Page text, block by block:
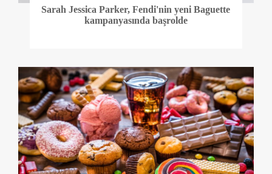
Sarah Jessica Parker, Fendi'nin yeni Baguette
kampanyasında başrolde